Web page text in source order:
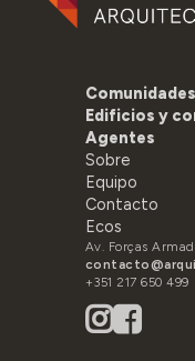
Comunidades
Edificios y
Agentes
Sobre
Equipo
Contacto
Ecos
Av. Forças
+351 217 650 499